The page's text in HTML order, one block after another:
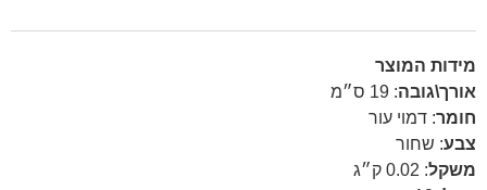
מידות המוצר
אורך\גובה: 19 ס״מ
חומר: דמוי עור
צבע: שחור
משקל: 0.02 ק״ג